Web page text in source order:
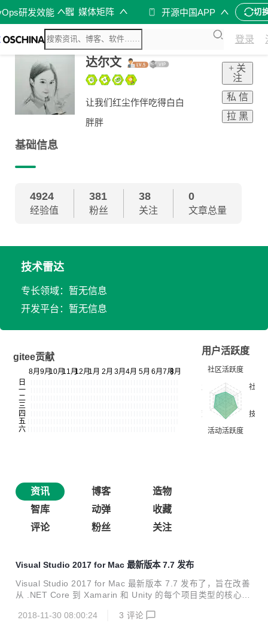
研发效能 媒体矩阵 开源中国APP 切
登录
达尔文
让我们红尘作伴吃得白白
胖胖
+ 关
注
私 信
拉 黑
基础信息
4924
经验值
381
粉丝
38
关注
0
文章总量
技术雷达
专长领域：暂无信息
开发平台：暂无信息
gitee贡献
用户活跃度
资讯 博客
造物
智库
动弹
收藏
评论
粉丝 关注
Visual Studio 2017 for Mac 最新版本 7.7 发布
Visual Studio 2017 for Mac 最新版本 7.7 发布了，旨在改善
从 .NET Core 到 Xamarin 和 Unity 的每个项目类型的核心开
ET Core 2.2 添加了可在快速修复可用时显示的新图标 针对 A
2018-11-30 08:00:24 3 评论